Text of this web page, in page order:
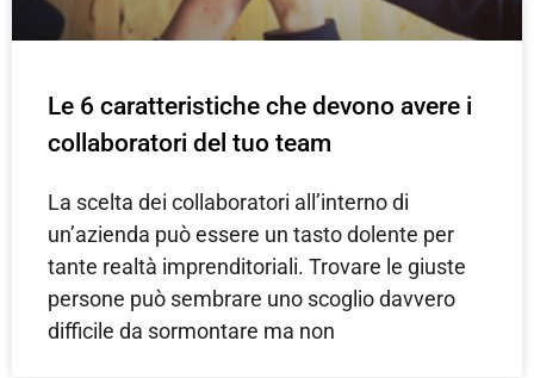
Le 6 caratteristiche che devono avere i
collaboratori del tuo team
La scelta dei collaboratori all’interno di
un’azienda può essere un tasto dolente per
tante realtà imprenditoriali. Trovare le giuste
persone può sembrare uno scoglio davvero
difficile da sormontare ma non